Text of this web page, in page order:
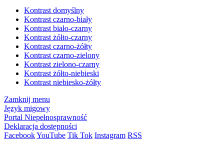
Kontrast domyślny
Kontrast czarno-biały
Kontrast biało-czarny
Kontrast żółto-czarny
Kontrast czarno-żółty
Kontrast czarno-zielony
Kontrast zielono-czarny
Kontrast żółto-niebieski
Kontrast niebiesko-żółty
Zamknij menu
Język migowy
Portal Niepełnosprawność
Deklaracja dostępności
FacebookYouTube Tik Tok Instagram RSS